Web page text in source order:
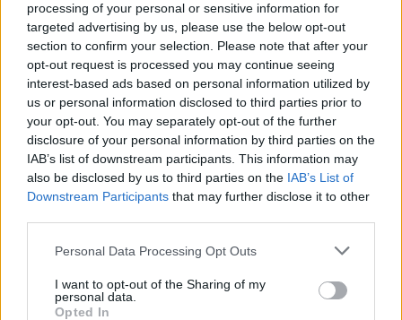
processing of your personal or sensitive information for
targeted advertising by us, please use the below opt-out
section to confirm your selection. Please note that after your
opt-out request is processed you may continue seeing
interest-based ads based on personal information utilized by
us or personal information disclosed to third parties prior to
your opt-out. You may separately opt-out of the further
disclosure of your personal information by third parties on the
IAB’s list of downstream participants. This information may
also be disclosed by us to third parties on the IAB’s List of
Downstream Participants that may further disclose it to other
Personal Data Processing Opt Outs
I want to opt-out of the Sharing of my
personal data.
Opted In